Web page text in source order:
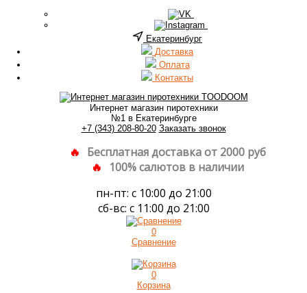
Екатеринбург
Доставка
Оплата
Контакты
Интернет магазин пиротехники
№1 в Екатеринбурге
+7 (343) 208-80-20 Заказать звонок
Бесплатная доставка от 2000 руб
100% салютов в наличии
пн-пт: с 10:00 до 21:00
сб-вс: с 11:00 до 21:00
0
Сравнение
0
Корзина